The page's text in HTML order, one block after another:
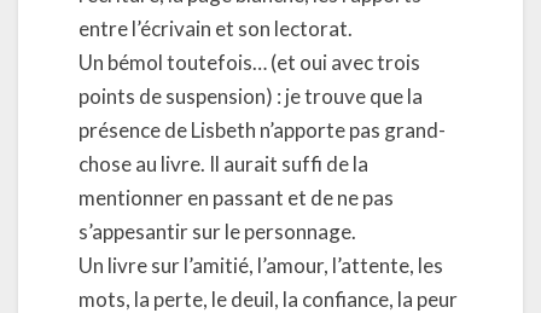
entre l’écrivain et son lectorat.
Un bémol toutefois… (et oui avec trois
points de suspension) : je trouve que la
présence de Lisbeth n’apporte pas grand-
chose au livre. Il aurait suffi de la
mentionner en passant et de ne pas
s’appesantir sur le personnage.
Un livre sur l’amitié, l’amour, l’attente, les
mots, la perte, le deuil, la confiance, la peur